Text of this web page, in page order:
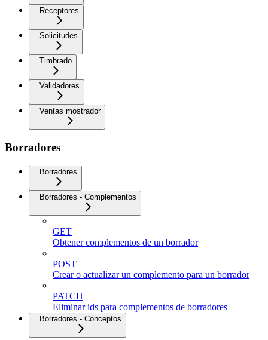
Receptores
Solicitudes
Timbrado
Validadores
Ventas mostrador
Borradores
Borradores
Borradores - Complementos
GET
Obtener complementos de un borrador
POST
Crear o actualizar un complemento para un borrador
PATCH
Eliminar ids para complementos de borradores
Borradores - Conceptos